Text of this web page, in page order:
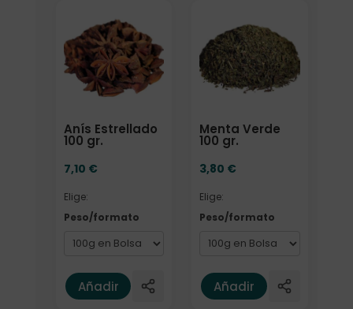
Anís Estrellado
100 gr.
7,10 €
Elige:
Peso/formato
Elige: Peso/formato
Añadir
Menta Verde
100 gr.
3,80 €
Elige:
Peso/formato
Añadir